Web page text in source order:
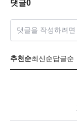
댓글0
댓글을 작성하려
추천순최신순답글순